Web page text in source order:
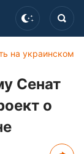
на украинском
Сенат
о